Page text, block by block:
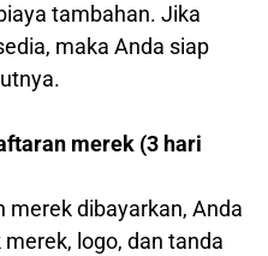
tambahan. Jika
maka Anda siap
merek (3 hari
dibayarkan, Anda
logo, dan tanda